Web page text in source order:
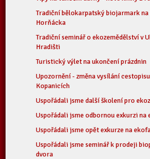
Tradiční bělokarpatský biojarmark na
Horňácka
Tradiční seminář o ekozemědělství v
Hradišti
Turistický výlet na ukončení prázdnin
Upozornění - změna vysílání
Kopanicích
Uspořádali jsme další školení pro
Uspořádali jsme odbornou exkurzi na
Uspořádali jsme opět exkurze na
Uspořádali jsme seminář k prodeji
dvora